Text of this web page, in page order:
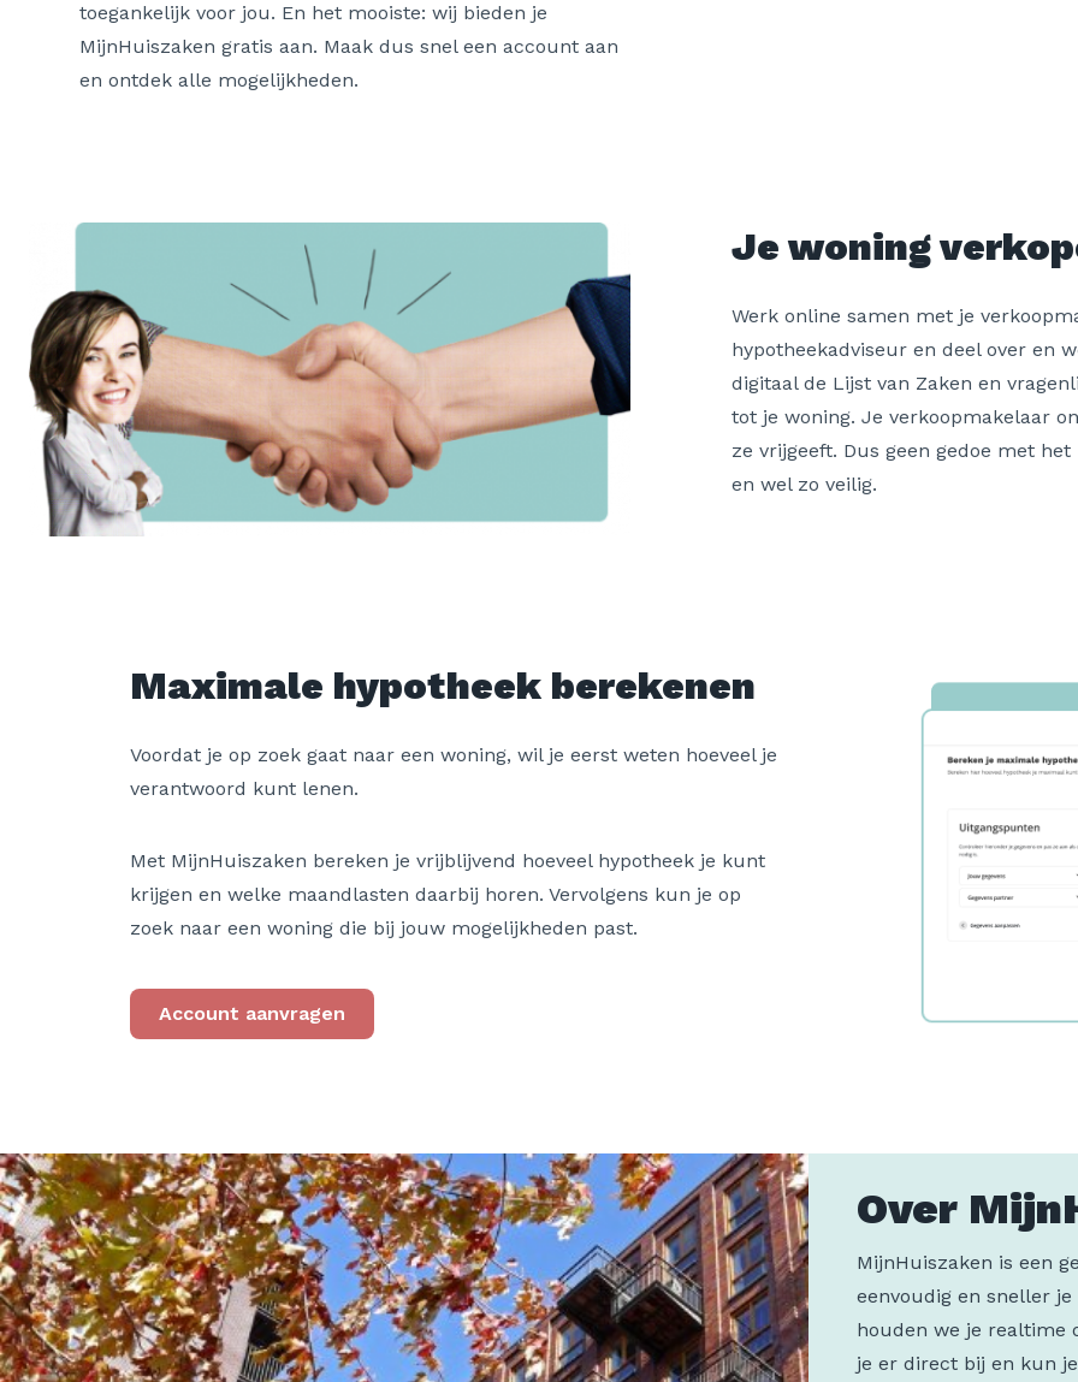
toegankelijk voor jou. En het mooiste: wij bieden je
MijnHuiszaken gratis aan. Maak dus snel een account aan
en ontdek alle mogelijkheden.
Je woning
Werk online samen met je
hypotheekadviseur en deel over en
digitaal de Lijst van Zaken en
tot je woning. Je verkoopmakelaar
ze vrijgeeft. Dus geen gedoe met
en wel zo veilig.
Maximale hypotheek berekenen
Voordat je op zoek gaat naar een woning, wil je eerst weten hoeveel je
verantwoord kunt lenen.
Met MijnHuiszaken bereken je vrijblijvend hoeveel hypotheek je kunt
krijgen en welke maandlasten daarbij horen. Vervolgens kun je op
zoek naar een woning die bij jouw mogelijkheden past.
Account aanvragen
Over
MijnHuiszaken is een
eenvoudig en sneller je
houden we je realtime
je er direct bij en kun